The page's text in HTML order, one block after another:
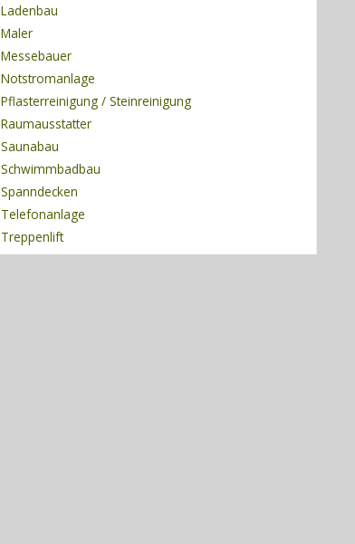
Ladenbau
Maler
Messebauer
Notstromanlage
Pflasterreinigung / Steinreinigung
Raumausstatter
Saunabau
Schwimmbadbau
Spanndecken
Telefonanlage
Treppenlift
Umzug